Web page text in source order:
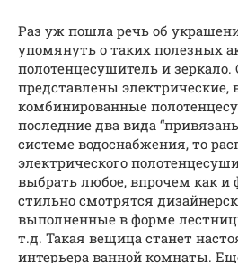
Раз уж пошла речь об
упомянуть о таких полезных
полотенцесушитель и
представлены электрические,
комбинированные
последние два вида
системе водоснабжения, то
электрического
выбрать любое, впрочем как и
стильно смотрятся
выполненные в форме
т.д. Такая вещица станет
интерьера ванной комнаты.